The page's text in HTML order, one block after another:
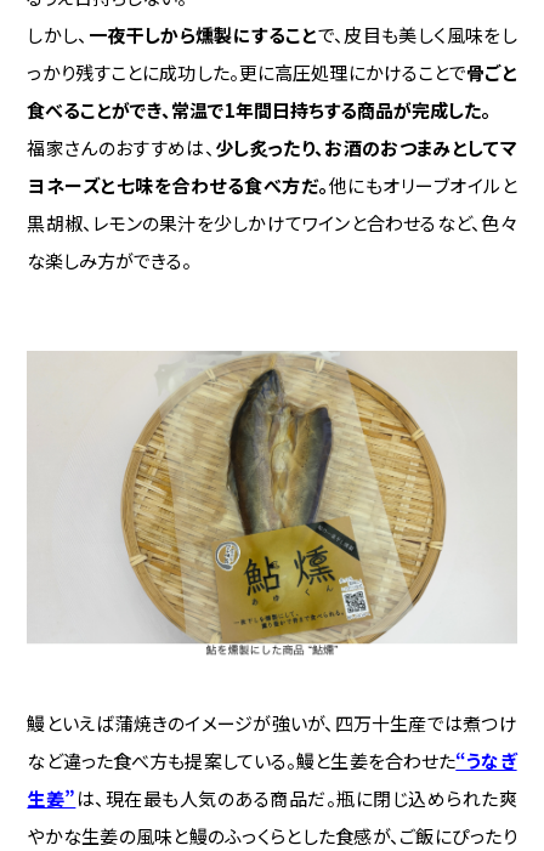
しかし、 一夜干しから燻製にすることで、皮目も美しく風味をし
っかり残すことに成功した。更に高圧処理にかけることで骨ごと
食べることができ、常温で1年間日持ちする商品が完成した。
福家さんのおすすめは、 少し炙ったり、お酒のおつまみとしてマ
ヨネーズと七味を合わせる食べ方だ。他にもオリーブオイルと
黒胡椒、レモンの果汁を少しかけてワインと合わせるなど、色々
な楽しみ方ができる。
鰻といえば蒲焼きのイメージが強いが、四万十生産では煮つけ
など違った食べ方も提案している。鰻と生姜を合わせた“うなぎ
生姜”は、現在最も人気のある商品だ。瓶に閉じ込められた爽
やかな生姜の風味と鰻のふっくらとした食感が、ご飯にぴったり